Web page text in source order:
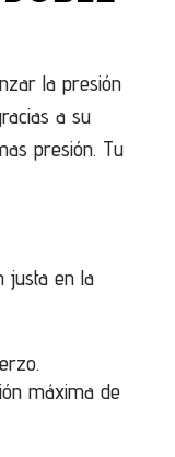
la presión
a su
presión. Tu
justa en la
máxima de